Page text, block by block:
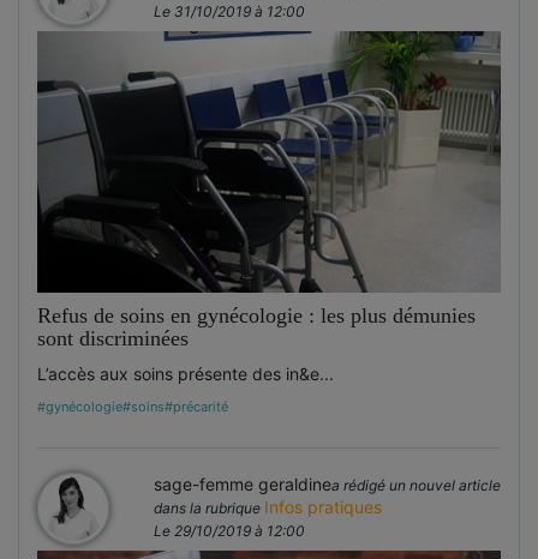
Le 31/10/2019 à 12:00
Refus de soins en gynécologie : les plus démunies
sont discriminées
L’accès aux soins présente des in&e...
#gynécologie#soins#précarité
sage-femme geraldinea rédigé un nouvel article
dans la rubrique Infos pratiques
Le 29/10/2019 à 12:00